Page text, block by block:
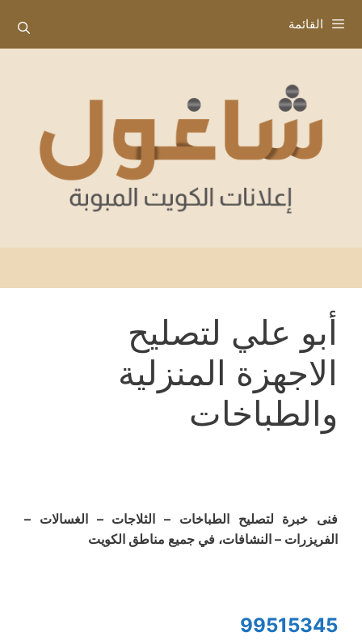
إلى
المحتوى
القائمة
أبو علي لتصليح
الاجهزة المنزلية
والطباخات
فنى خبرة لتصليح الطباخات – الثلاجات – الغسالات –
الفريزرات – النشافات، في جميع مناطق الكويت
99515345